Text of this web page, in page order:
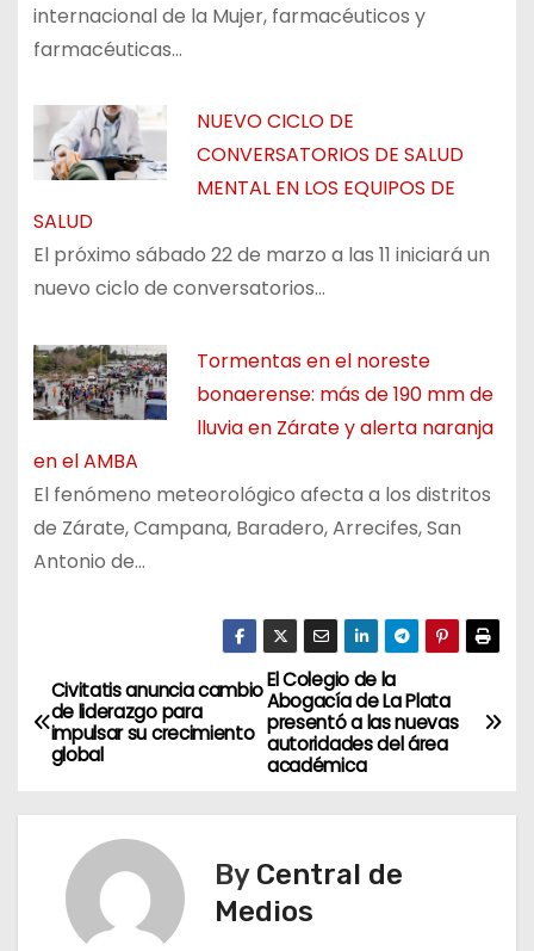
internacional de la Mujer, farmacéuticos y
farmacéuticas…
NUEVO CICLO DE
CONVERSATORIOS DE SALUD
MENTAL EN LOS EQUIPOS DE
SALUD
El próximo sábado 22 de marzo a las 11 iniciará un
nuevo ciclo de conversatorios…
Tormentas en el noreste
bonaerense: más de 190 mm de
lluvia en Zárate y alerta naranja
en el AMBA
El fenómeno meteorológico afecta a los distritos
de Zárate, Campana, Baradero, Arrecifes, San
Antonio de…
N
a
El Colegio de la
Abogacía de La Plata
presentó a las nuevas
autoridades del área
académica
Civitatis anuncia cambio
de liderazgo para
impulsar su crecimiento
global
By Central de
Medios